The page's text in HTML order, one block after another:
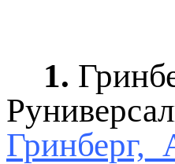
1.